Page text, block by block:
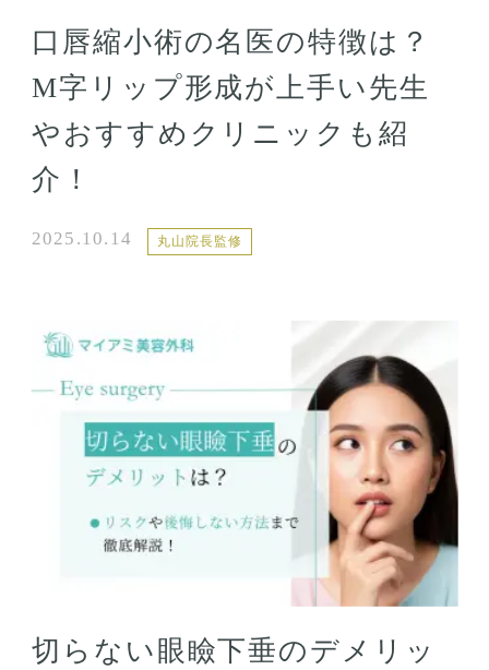
口唇縮小術の名医の特徴は？
M字リップ形成が上手い先生
やおすすめクリニックも紹
介！
2025.10.14 丸山院長監修
切らない眼瞼下垂のデメリッ